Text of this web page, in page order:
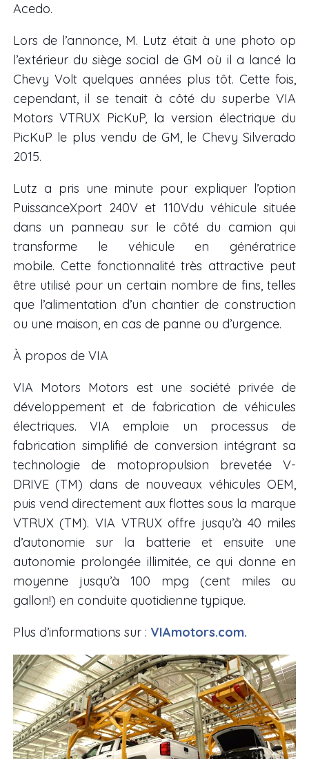
Acedo.
Lors de l’annonce, M. Lutz était à une photo op
l’extérieur du siège social de GM où il a lancé la
Chevy Volt quelques années plus tôt. Cette fois,
cependant, il se tenait à côté du superbe VIA
Motors VTRUX PicKuP, la version électrique du
PicKuP le plus vendu de GM, le Chevy Silverado
2015.
Lutz a pris une minute pour expliquer l’option
PuissanceXport 240V et 110Vdu véhicule située
dans un panneau sur le côté du camion qui
transforme le véhicule en génératrice
mobile. Cette fonctionnalité très attractive peut
être utilisé pour un certain nombre de fins, telles
que l’alimentation d’un chantier de construction
ou une maison, en cas de panne ou d’urgence.
À propos de VIA
VIA Motors Motors est une société privée de
développement et de fabrication de véhicules
électriques. VIA emploie un processus de
fabrication simplifié de conversion intégrant sa
technologie de motopropulsion brevetée V-
DRIVE (TM) dans de nouveaux véhicules OEM,
puis vend directement aux flottes sous la marque
VTRUX (TM). VIA VTRUX offre jusqu’à 40 miles
d’autonomie sur la batterie et ensuite une
autonomie prolongée illimitée, ce qui donne en
moyenne jusqu’à 100 mpg (cent miles au
gallon!) en conduite quotidienne typique.
Plus d’informations sur : VIAmotors.com.